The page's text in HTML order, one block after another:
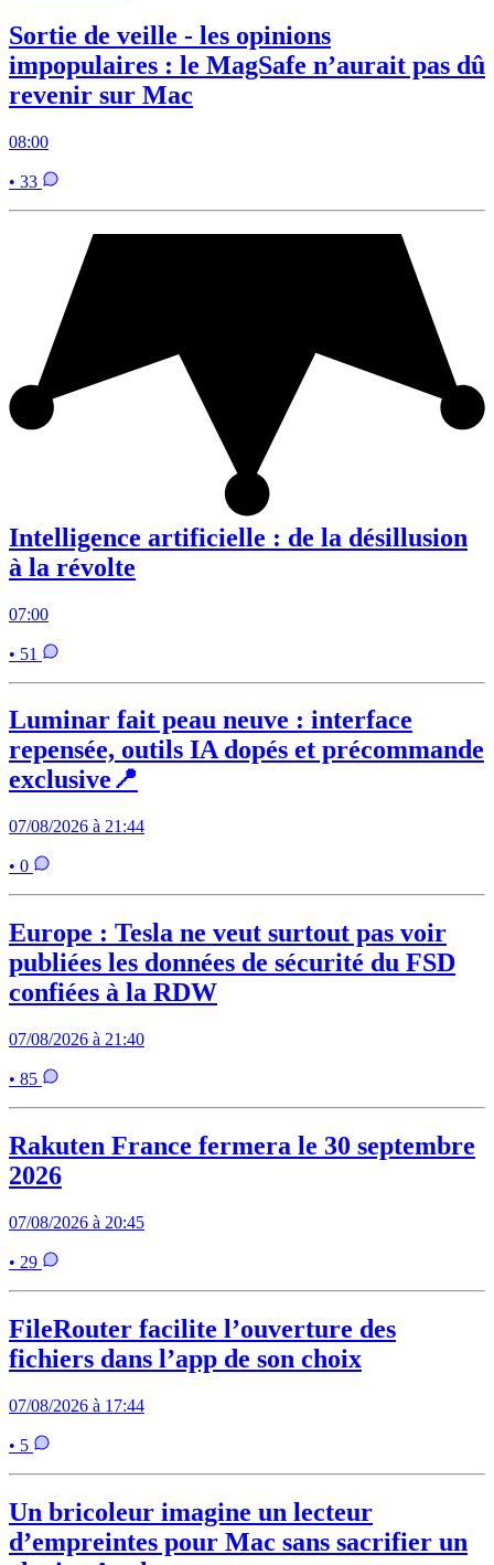
Sortie de veille - les opinions
impopulaires : le MagSafe n’aurait pas dû
revenir sur Mac
08:00
• 33
Intelligence artificielle : de la désillusion
à la révolte
07:00
• 51
Luminar fait peau neuve : interface
repensée, outils IA dopés et précommande
exclusive📍
07/08/2026 à 21:44
• 0
Europe : Tesla ne veut surtout pas voir
publiées les données de sécurité du FSD
confiées à la RDW
07/08/2026 à 21:40
• 85
Rakuten France fermera le 30 septembre
2026
07/08/2026 à 20:45
• 29
FileRouter facilite l’ouverture des
fichiers dans l’app de son choix
07/08/2026 à 17:44
• 5
Un bricoleur imagine un lecteur
d’empreintes pour Mac sans sacrifier un